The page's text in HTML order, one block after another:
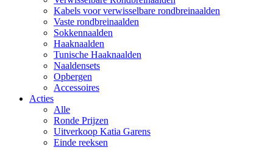
Kabels voor verwisselbare rondbreinaalden
Vaste rondbreinaalden
Sokkennaalden
Haaknaalden
Tunische Haaknaalden
Naaldensets
Opbergen
Accessoires
Acties
Alle
Ronde Prijzen
Uitverkoop Katia Garens
Einde reeksen